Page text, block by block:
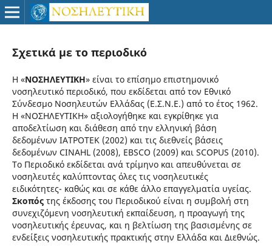
Σχετικά με το περιοδικό
Η «ΝOΣΗΛΕYΤΙΚΗ» είναι το επίσημο επιστημονικό
νοσηλευτικό περιοδικό, που εκδίδεται από τον Εθνικό
Σύνδεσμο Νοσηλευτών Ελλάδας (Ε.Σ.Ν.Ε.) από το έτος 1962.
Η «ΝOΣΗΛΕYΤΙΚΗ» αξιολογήθηκε και εγκρίθηκε για
αποδελτίωση και διάθεση από την ελληνική βάση
δεδομένων ΙΑΤΡΟΤΕΚ (2002) και τις διεθνείς βάσεις
δεδομένων CINAHL (2008), EBSCO (2009) και SCOPUS (2010).
Το Περιοδικό εκδίδεται ανά τρίμηνο και απευθύνεται σε
νοσηλευτές καλύπτοντας όλες τις νοσηλευτικές
ειδικότητες- καθώς και σε κάθε άλλο επαγγελματία υγείας.
Σκοπόςτης έκδοσης του Περιοδικού είναι η συμβολή στη
συνεχιζόμενη νοσηλευτική εκπαίδευση, η προαγωγή της
νοσηλευτικής έρευνας, και η βελτίωση της βασισμένης σε
ενδείξεις νοσηλευτικής πρακτικής στην Ελλάδα και Διεθνώς.